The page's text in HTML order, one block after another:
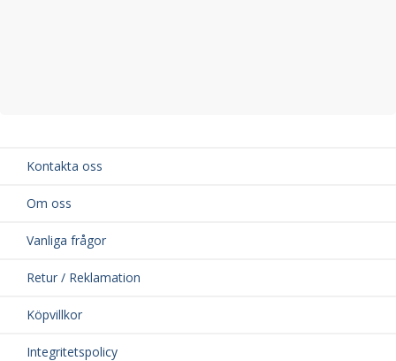
Kontakta oss
Om oss
Vanliga frågor
Retur / Reklamation
Köpvillkor
Integritetspolicy